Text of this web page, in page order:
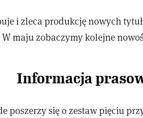
i zleca produkcję nowych
maju zobaczymy kolejne
Informacja
poszerzy się o zestaw pięciu